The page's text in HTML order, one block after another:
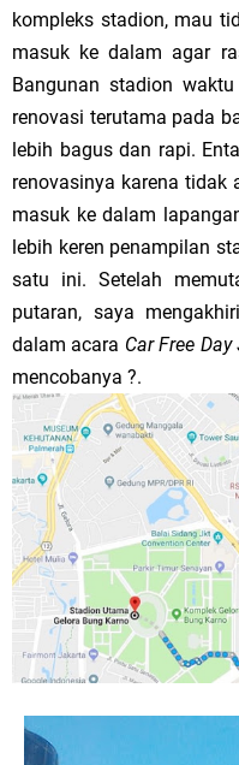
kompleks stadion, mau
masuk ke dalam agar
Bangunan stadion
renovasi terutama pada
lebih bagus dan rapi.
renovasinya karena tidak
masuk ke dalam
lebih keren penampilan
satu ini. Setelah
putaran, saya
dalam acara Car Free Day
mencobanya ?.